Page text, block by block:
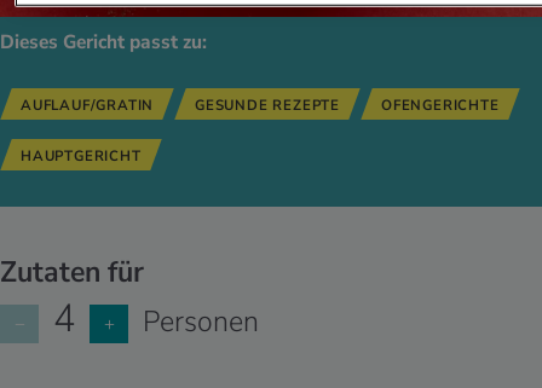
Dieses Gericht passt zu:
AUFLAUF/GRATIN GESUNDE REZEPTE OFENGERICHTE
HAUPTGERICHT
Zutaten für
− 4 + Personen